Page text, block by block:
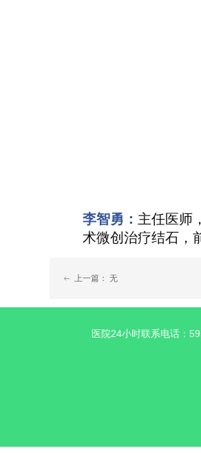
李智勇： 主任医师
术微创治疗结石，
ꂃ 上一篇： 无
医院24小时联系电话：